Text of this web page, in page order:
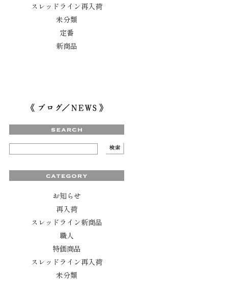
スレッドライン再入荷
未分類
定番
新商品
お知らせ
再入荷
スレッドライン新商品
職人
特価商品
スレッドライン再入荷
未分類